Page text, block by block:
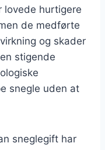
lovede hurtigere
de medførte
og skader
stigende
snegle uden at
sneglegift har